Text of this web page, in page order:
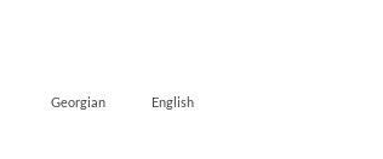
Georgian English